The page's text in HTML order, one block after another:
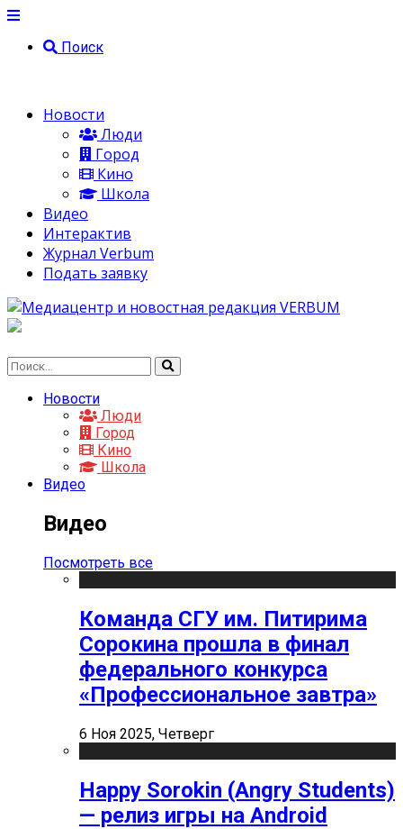
Поиск
Новости
Люди
Город
Кино
Школа
Видео
Интерактив
Журнал Verbum
Подать заявку
Новости
Люди
Город
Кино
Школа
Видео
Видео
Посмотреть все
Команда СГУ им. Питирима
Сорокина прошла в финал
федерального конкурса
«Профессиональное завтра»
6 Ноя 2025, Четверг
Happy Sorokin (Angry Students)
— релиз игры на Android